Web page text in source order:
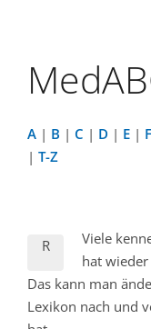
A | B | C | D | E | F
| T-Z
R
Viele
hat
Das kann man
Lexikon nach und